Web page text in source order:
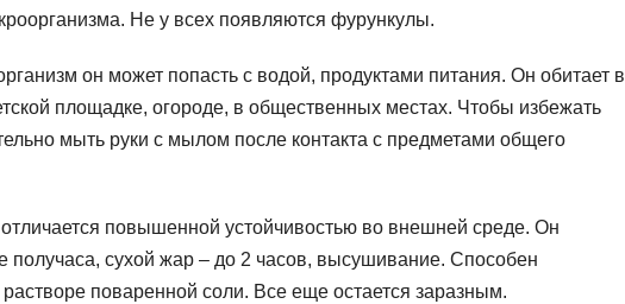
Не у всех появляются фурункулы.
он может попасть с водой, продуктами питания. Он обитает в
площадке, огороде, в общественных местах. Чтобы избежать
мыть руки с мылом после контакта с предметами общего
повышенной устойчивостью во внешней среде. Он
получаса, сухой жар – до 2 часов, высушивание. Способен
поваренной соли. Все еще остается заразным.